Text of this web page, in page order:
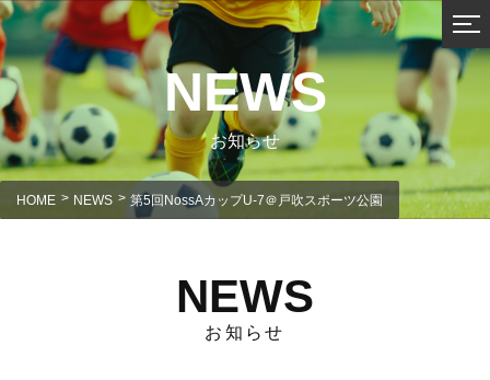
NEWS
お知らせ
HOME NEWS 第5回NossAカップU-7＠戸吹スポーツ公園
NEWS
お知らせ